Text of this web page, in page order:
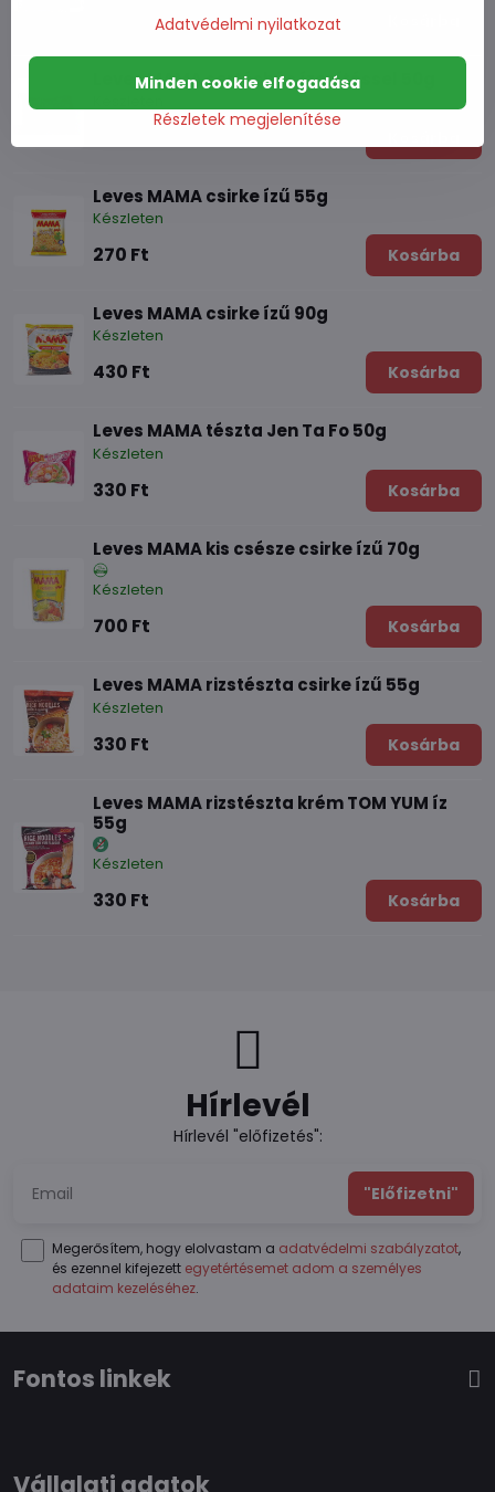
Leves MAMA sertéshús ízesítéssel 50g
Leves MAMA csirke ízű 55g
Készleten
270 Ft Kosárba
Leves MAMA csirke ízű 90g
Készleten
430 Ft Kosárba
Leves MAMA tészta Jen Ta Fo 50g
Készleten
330 Ft Kosárba
Leves MAMA kis csésze csirke ízű 70g
Készleten
700 Ft Kosárba
Leves MAMA rizstészta csirke ízű 55g
Készleten
330 Ft Kosárba
Leves MAMA rizstészta krém TOM YUM íz
55g
Készleten
330 Ft Kosárba
Hírlevél
Hírlevél "előfizetés":
"Előfizetni"
Megerősítem, hogy elolvastam a adatvédelmi szabályzatot,
és ezennel kifejezett egyetértésemet adom a személyes
adataim kezeléséhez.
Fontos linkek
Vállalati adatok
Adatvédelmi nyilatkozat
Részletek megjelenítése
Minden cookie elfogadása